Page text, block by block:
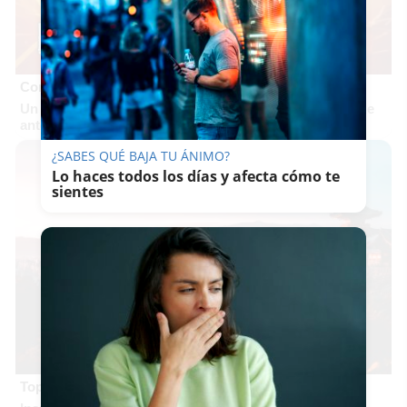
Corepunk MMORPG
Un verdadero MMORPG de la vieja escuela ¡Cómo los de
antes, pero mejor!
Top 2026: destinos clave
¿SABES QUÉ BAJA TU ÁNIMO?
Lo haces todos los días y afecta cómo te
sientes